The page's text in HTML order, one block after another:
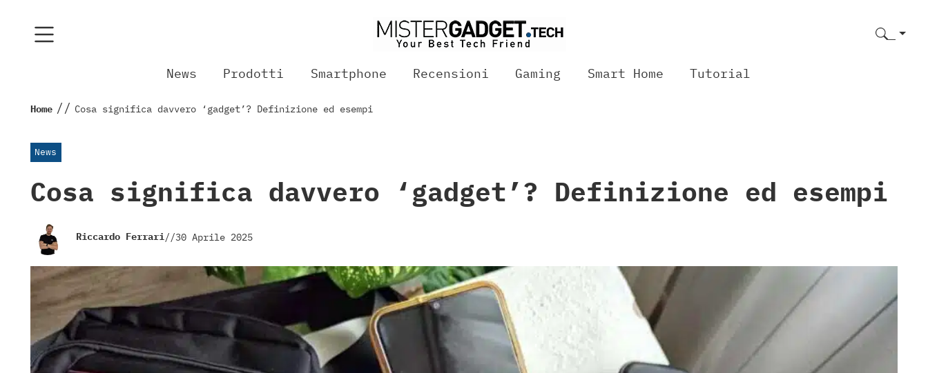
News Prodotti Smartphone Recensioni Gaming Smart Home Tutorial
Home // Cosa significa davvero ‘gadget’? Definizione ed esempi
News
Cosa significa davvero ‘gadget’? Definizione ed esempi
Riccardo Ferrari//30 Aprile 2025